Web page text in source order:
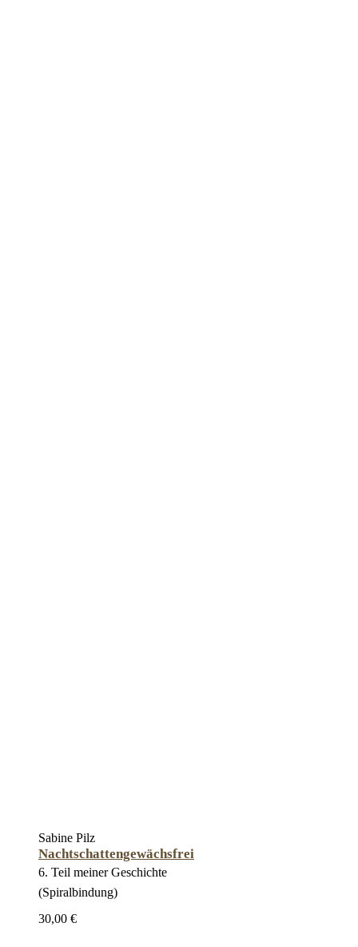
Sabine Pilz
Nachtschattengewächsfrei
6. Teil meiner Geschichte
(Spiralbindung)
30,00 €